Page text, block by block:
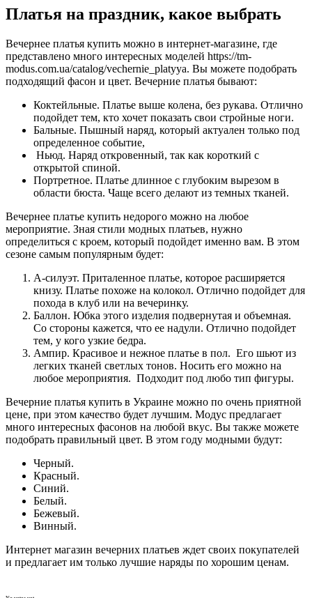
Платья на праздник, какое выбрать
Вечернее платья купить можно в интернет-магазине, где
представлено много интересных моделей https://tm-
modus.com.ua/catalog/vechernie_platyya. Вы можете подобрать
подходящий фасон и цвет. Вечерние платья бывают:
Коктейльные. Платье выше колена, без рукава. Отлично
подойдет тем, кто хочет показать свои стройные ноги.
Бальные. Пышный наряд, который актуален только под
определенное событие,
Ньюд. Наряд откровенный, так как короткий с
открытой спиной.
Портретное. Платье длинное с глубоким вырезом в
области бюста. Чаще всего делают из темных тканей.
Вечернее платье купить недорого можно на любое
мероприятие. Зная стили модных платьев, нужно
определиться с кроем, который подойдет именно вам. В этом
сезоне самым популярным будет:
А-силуэт. Приталенное платье, которое расширяется
книзу. Платье похоже на колокол. Отлично подойдет для
похода в клуб или на вечеринку.
Баллон. Юбка этого изделия подвернутая и объемная.
Со стороны кажется, что ее надули. Отлично подойдет
тем, у кого узкие бедра.
Ампир. Красивое и нежное платье в пол. Его шьют из
легких тканей светлых тонов. Носить его можно на
любое мероприятия. Подходит под любо тип фигуры.
Вечерние платья купить в Украине можно по очень приятной
цене, при этом качество будет лучшим. Модус предлагает
много интересных фасонов на любой вкус. Вы также можете
подобрать правильный цвет. В этом году модными будут:
Черный.
Красный.
Синий.
Белый.
Бежевый.
Винный.
Интернет магазин вечерних платьев ждет своих покупателей
и предлагает им только лучшие наряды по хорошим ценам.